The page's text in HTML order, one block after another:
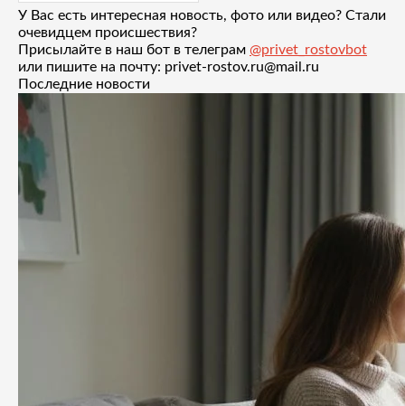
У Вас есть интересная новость, фото или видео? Стали
очевидцем происшествия?
Присылайте в наш бот в телеграм @privet_rostovbot
или пишите на почту: privet-rostov.ru@mail.ru
Последние новости